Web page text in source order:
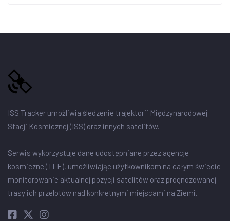
ISS Tracker umożliwia śledzenie trajektorii Międzynarodowej
Stacji Kosmicznej (ISS) oraz innych satelitów.
Serwis wykorzystuje dane udostępniane przez agencje
kosmiczne (TLE), umożliwiając użytkownikom na całym świecie
monitorowanie aktualnej pozycji satelitów oraz prognozowanej
trasy ich przelotów nad konkretnymi miejscami na Ziemi.